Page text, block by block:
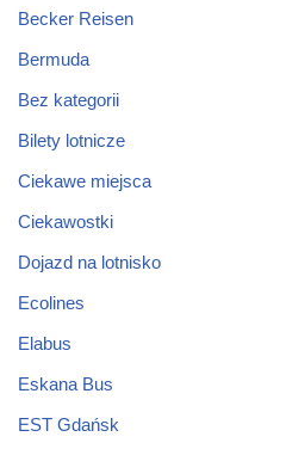
Becker Reisen
Bermuda
Bez kategorii
Bilety lotnicze
Ciekawe miejsca
Ciekawostki
Dojazd na lotnisko
Ecolines
Elabus
Eskana Bus
EST Gdańsk